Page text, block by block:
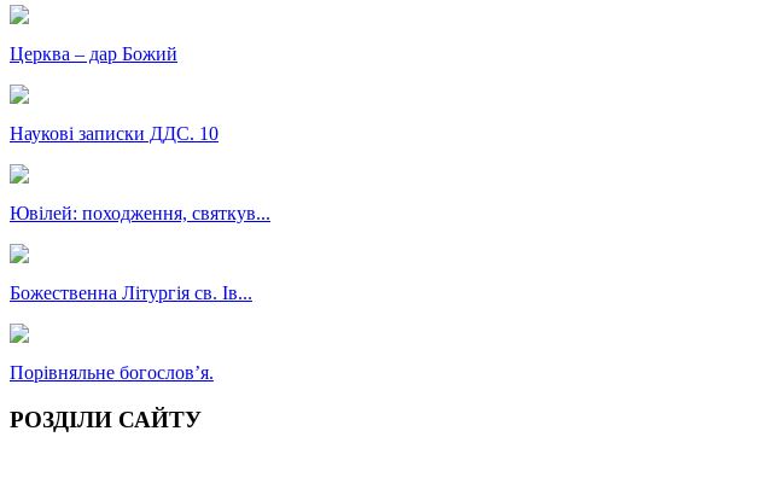
Церква – дар Божий
Наукові записки ДДС. 10
Ювілей: походження, святкув...
Божественна Літургія св. Ів...
Порівняльне богословʼя.
РОЗДІЛИ САЙТУ